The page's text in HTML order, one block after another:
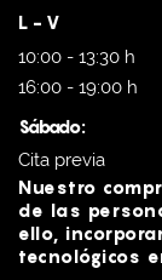
L - V
10:00 - 13:30 h
16:00 - 19:00 h
Sábado:
Cita previa
Nuestro
de las
ello,
tecnológicos